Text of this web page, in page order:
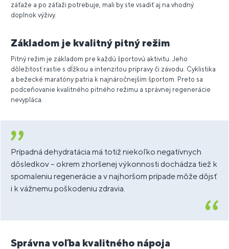
záťaže a po záťaži potrebuje, mali by ste vsadiť aj na vhodný
doplnok výživy.
Základom je kvalitný pitný režim
Pitný režim je základom pre každú športovú aktivitu. Jeho
dôležitosť rastie s dĺžkou a intenzitou prípravy či závodu. Cyklistika
a bežecké maratóny patria k najnáročnejším športom. Preto sa
podceňovanie kvalitného pitného režimu a správnej regenerácie
nevypláca.
Prípadná dehydratácia má totiž niekoľko negatívnych
dôsledkov – okrem zhoršenej výkonnosti dochádza tiež k
spomaleniu regenerácie a v najhoršom prípade môže dôjsť
i k vážnemu poškodeniu zdravia.
Správna voľba kvalitného nápoja